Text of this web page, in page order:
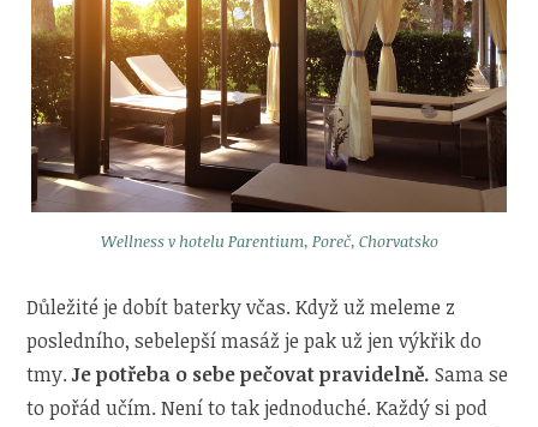
Wellness v hotelu Parentium, Poreč, Chorvatsko
Důležité je dobít baterky včas. Když už meleme z
posledního, sebelepší masáž je pak už jen výkřik do
tmy.Je potřeba o sebe pečovat pravidelně. Sama se
to pořád učím. Není to tak jednoduché. Každý si pod